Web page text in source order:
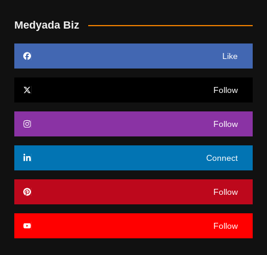
Medyada Biz
Like
Follow
Follow
Connect
Follow
Follow